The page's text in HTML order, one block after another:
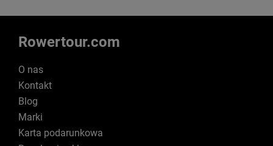
Rowertour.com
O nas
Kontakt
Blog
Marki
Karta podarunkowa